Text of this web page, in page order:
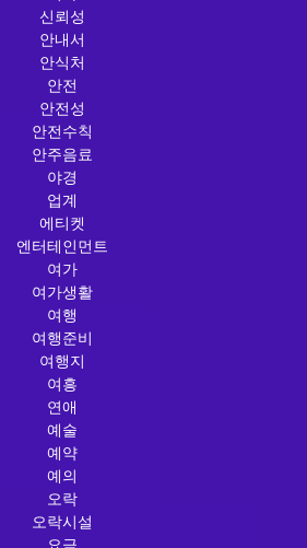
신뢰성
안내서
안식처
안전
안전성
안전수칙
안주음료
야경
업계
에티켓
엔터테인먼트
여가
여가생활
여행
여행준비
여행지
여흥
연애
예술
예약
예의
오락
오락시설
요금